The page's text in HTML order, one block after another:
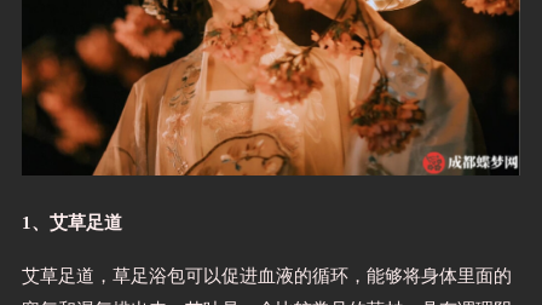
1、艾草足道
艾草足道，草足浴包可以促进血液的循环，能够将身体里面的